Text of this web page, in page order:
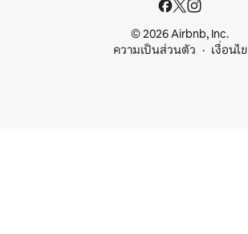
© 2026 Airbnb, Inc.
ความเป็นส่วนตัว
เงื่อนไข